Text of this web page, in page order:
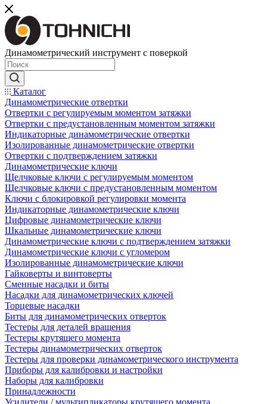
Динамометрический инструмент с поверкой
Каталог
Динамометрические отвертки
Отвертки с регулируемым моментом затяжки
Отвертки с предустановленным моментом затяжки
Индикаторные динамометрические отвертки
Изолированные динамометрические отвертки
Отвертки с подтверждением затяжки
Динамометрические ключи
Щелчковые ключи с регулируемым моментом
Щелчковые ключи с предустановленным моментом
Ключи с блокировкой регулировки момента
Индикаторные динамометрические ключи
Цифровые динамометрические ключи
Шкальные динамометрические ключи
Динамометрические ключи с подтверждением затяжки
Динамометрические ключи с угломером
Изолированные динамометрические ключи
Гайковерты и винтоверты
Сменные насадки и биты
Насадки для динамометрических ключей
Торцевые насадки
Биты для динамометрических отверток
Тестеры для деталей вращения
Тестеры крутящего момента
Тестеры динамометрических отверток
Тестеры для проверки динамометрического инструмента
Приборы для калибровки и настройки
Наборы для калибровки
Принадлежности
Усилители / мультипликаторы крутящего момента